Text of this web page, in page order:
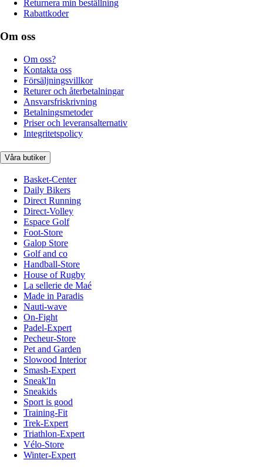
Returnera min beställning
Rabattkoder
Om oss
Om oss?
Kontakta oss
Försäljningsvillkor
Returer och återbetalningar
Ansvarsfriskrivning
Betalningsmetoder
Priser och leveransalternativ
Integritetspolicy
Våra butiker
Basket-Center
Daily Bikers
Direct Running
Direct-Volley
Espace Golf
Foot-Store
Galop Store
Golf and co
Handball-Store
House of Rugby
La sellerie de Maé
Made in Paradis
Nauti-wave
On-Fight
Padel-Expert
Pecheur-Store
Pet and Garden
Slowood Interior
Smash-Expert
Sneak'In
Sneakids
Sport is good
Training-Fit
Trek-Expert
Triathlon-Expert
Vélo-Store
Winter-Expert